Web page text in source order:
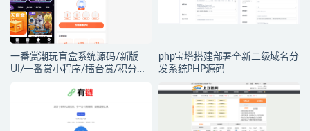
一番赏潮玩盲盒系统源码/新版
UI/一番赏小程序/擂台赏/积分赏/
php宝塔搭建部署全新二级域名分
发系统PHP源码